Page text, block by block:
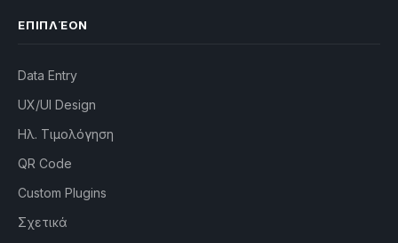
ΕΠΙΠΛΈΟΝ
Data Entry
UX/UI Design
Ηλ. Τιμολόγηση
QR Code
Custom Plugins
Σχετικά